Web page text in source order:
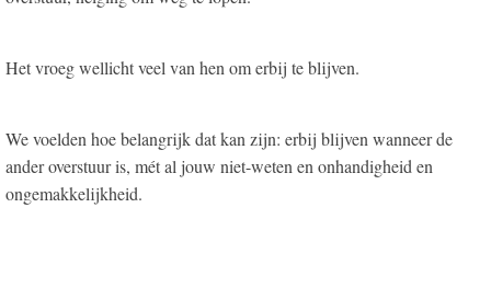
Het vroeg wellicht veel van hen om erbij te blijven.
We voelden hoe belangrijk dat kan zijn: erbij blijven wanneer de
ander overstuur is, mét al jouw niet-weten en onhandigheid en
ongemakkelijkheid.